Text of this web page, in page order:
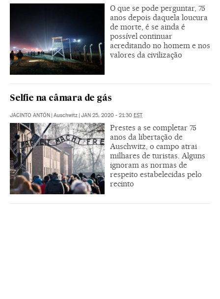
O que se pode perguntar, 75
anos depois daquela loucura
de morte, é se ainda é
possível continuar
acreditando no homem e nos
valores da civilização
Selfie na câmara de gás
JACINTO ANTÓN | Auschwitz | JAN 25, 2020 - 21:30 EST
Prestes a se completar 75
anos da libertação de
Auschwitz, o campo atrai
milhares de turistas. Alguns
ignoram as normas de
respeito estabelecidas pelo
recinto